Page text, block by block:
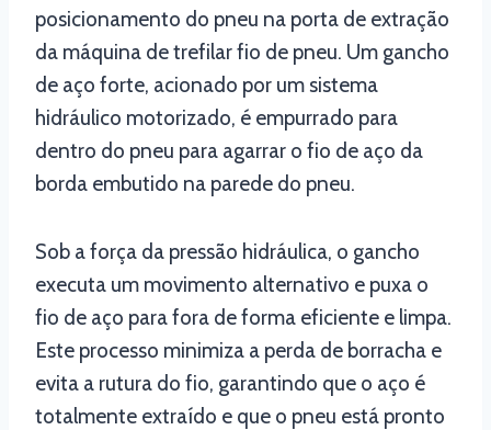
posicionamento do pneu na porta de extração
da máquina de trefilar fio de pneu. Um gancho
de aço forte, acionado por um sistema
hidráulico motorizado, é empurrado para
dentro do pneu para agarrar o fio de aço da
borda embutido na parede do pneu.
Sob a força da pressão hidráulica, o gancho
executa um movimento alternativo e puxa o
fio de aço para fora de forma eficiente e limpa.
Este processo minimiza a perda de borracha e
evita a rutura do fio, garantindo que o aço é
totalmente extraído e que o pneu está pronto